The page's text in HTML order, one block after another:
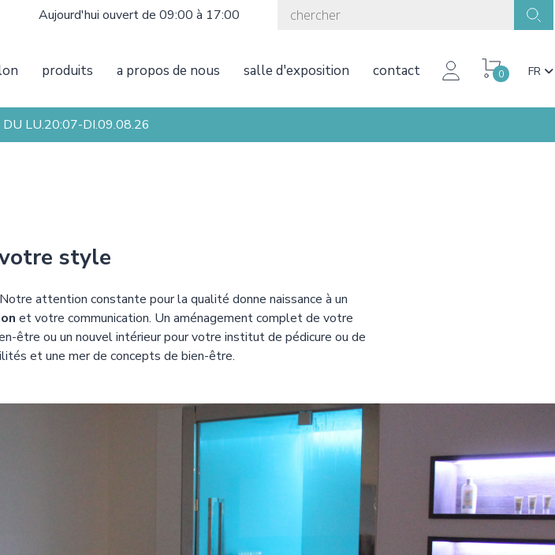
Aujourd'hui ouvert de 09:00 à 17:00
produits a propos de nous salle d'exposition contact 0 FR
DU LU.20:07-DI.09.08.26
style
attention constante pour la qualité donne naissance à un
et votre communication. Un aménagement complet de votre
être ou un nouvel intérieur pour votre institut de pédicure ou de
et une mer de concepts de bien-être.